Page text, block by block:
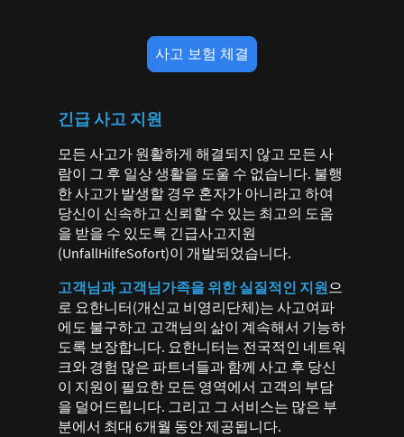
사고 보험 체결
긴급 사고 지원
모든 사고가 원활하게 해결되지 않고 모든 사
람이 그 후 일상 생활을 도울 수 없습니다. 불행
한 사고가 발생할 경우 혼자가 아니라고 하여
당신이 신속하고 신뢰할 수 있는 최고의 도움
을 받을 수 있도록 긴급사고지원
(UnfallHilfeSofort)이 개발되었습니다.
고객님과 고객님가족을 위한 실질적인 지원으
로 요한니터(개신교 비영리단체)는 사고여파
에도 불구하고 고객님의 삶이 계속해서 기능하
도록 보장합니다. 요한니터는 전국적인 네트워
크와 경험 많은 파트너들과 함께 사고 후 당신
이 지원이 필요한 모든 영역에서 고객의 부담
을 덜어드립니다. 그리고 그 서비스는 많은 부
분에서 최대 6개월 동안 제공됩니다.